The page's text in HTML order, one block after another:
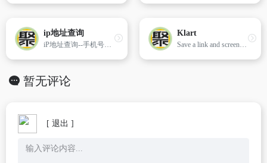
ip地址查询
iP地址查询--手机号码查询归属地 | 邮政编码查询 | iP地址归属地查询 | 身份证号码验证在线查询网
Klart
Save a link and screenshot of anything with just a click.
暂无评论
[ 退出 ]